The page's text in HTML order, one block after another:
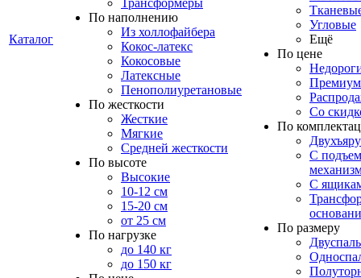
Каталог
Трансформеры
По наполнению
Из холлофайбера
Кокос-латекс
Кокосовые
Латексные
Пенополиуретановые
По жесткости
Жесткие
Мягкие
Средней жесткости
По высоте
Высокие
10-12 см
15-20 см
от 25 см
По нагрузке
до 140 кг
до 150 кг
Угловые
Ещё
По цене
Премиум
Со
По
С
С
По размеру